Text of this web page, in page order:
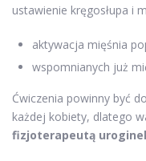
ustawienie kręgosłupa i
aktywacja mięśnia
wspomnianych już
Ćwiczenia powinny być
każdej kobiety, dlatego
fizjoterapeutą